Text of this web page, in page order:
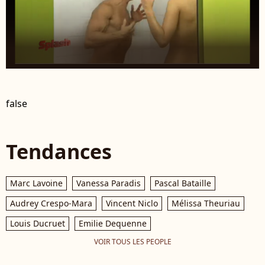
false
Tendances
Marc Lavoine Vanessa Paradis
Pascal Bataille
Audrey Crespo-Mara
Vincent Niclo
Mélissa Theuriau
Louis Ducruet
Emilie Dequenne
VOIR TOUS LES PEOPLE